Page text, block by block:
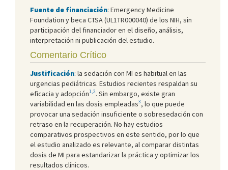
Fuente de financiación: Emergency Medicine
Foundation y beca CTSA (UL1TR000040) de los NIH, sin
participación del financiador en el diseño, análisis,
interpretación ni publicación del estudio.
Comentario Crítico
Justificación: la sedación con MI es habitual en las
urgencias pediátricas. Estudios recientes respaldan su
eficacia y adopción1,2. Sin embargo, existe gran
variabilidad en las dosis empleadas3, lo que puede
provocar una sedación insuficiente o sobresedación con
retraso en la recuperación. No hay estudios
comparativos prospectivos en este sentido, por lo que
el estudio analizado es relevante, al comparar distintas
dosis de MI para estandarizar la práctica y optimizar los
resultados clínicos.